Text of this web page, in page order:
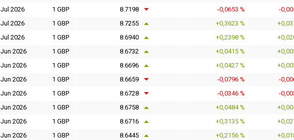
2026
1 GBP 8.7198 -0,0653 %
-
2026
1 GBP 8.7255 +0,3623 %
2026
1 GBP 8.6940 +0,2398 %
2026
1 GBP 8.6732 +0,0415 %
2026
1 GBP 8.6696 +0,0427 %
2026
1 GBP 8.6659 -0,0796 %
-
2026
1 GBP 8.6728 -0,0346 %
-
2026
1 GBP 8.6758 +0,0484 %
2026
1 GBP 8.6716 +0,3135 %
2026
1 GBP 8.6445 +0,2156 %